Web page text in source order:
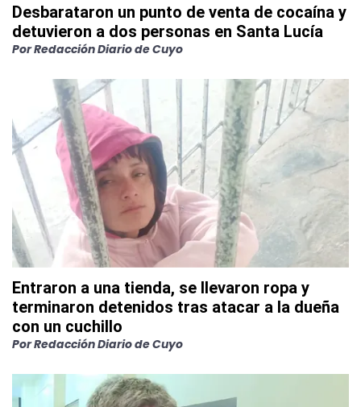
Desbarataron un punto de venta de cocaína y
detuvieron a dos personas en Santa Lucía
PorRedacción Diario de Cuyo
Entraron a una tienda, se llevaron ropa y
terminaron detenidos tras atacar a la dueña
con un cuchillo
PorRedacción Diario de Cuyo